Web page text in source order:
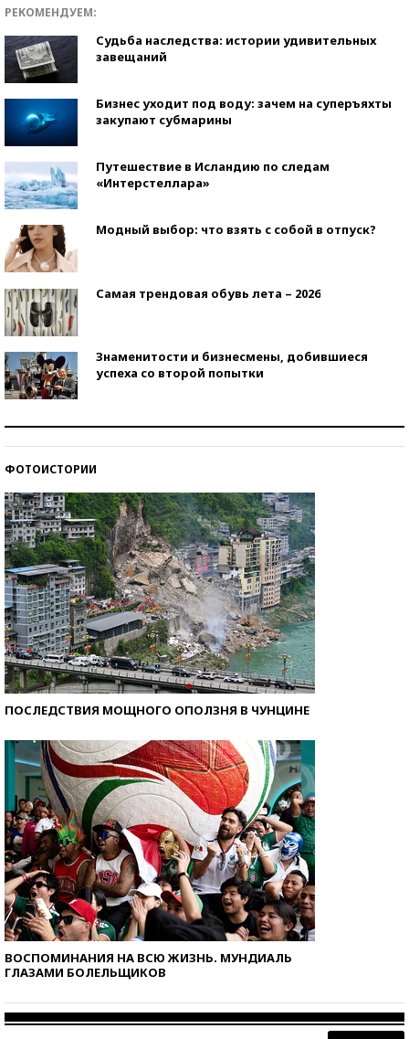
РЕКОМЕНДУЕМ:
Судьба наследства: истории удивительных
завещаний
Бизнес уходит под воду: зачем на суперъяхты
закупают субмарины
Путешествие в Исландию по следам
«Интерстеллара»
Модный выбор: что взять с собой в отпуск?
Самая трендовая обувь лета – 2026
Знаменитости и бизнесмены, добившиеся
успеха со второй попытки
ФОТОИСТОРИИ
ПОСЛЕДСТВИЯ МОЩНОГО ОПОЛЗНЯ В ЧУНЦИНЕ
ВОСПОМИНАНИЯ НА ВСЮ ЖИЗНЬ. МУНДИАЛЬ
ГЛАЗАМИ БОЛЕЛЬЩИКОВ